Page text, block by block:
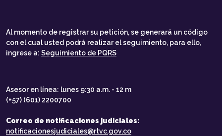
Al momento de registrar su petición, se generará un código
con el cual usted podrá realizar el seguimiento, para ello,
ingrese a: Seguimiento de PQRS
Asesor en línea: lunes 9:30 a.m. - 12 m
(+57) (601) 2200700
Correo de notificaciones judiciales:
notificacionesjudiciales@rtvc.gov.co